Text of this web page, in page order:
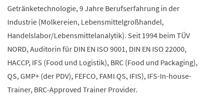
Getränketechnologie, 9 Jahre Berufserfahrung in der
Industrie (Molkereien, Lebensmittelgroßhandel,
Handelslabor/Lebensmittelanalytik). Seit 1994 beim TÜV
NORD, Auditorin für DIN EN ISO 9001, DIN EN ISO 22000,
HACCP, IFS (Food und Logistik), BRC (Food und Packaging),
QS, GMP+ (der PDV), FEFCO, FAMI QS, IFIS), IFS-In-house-
Trainer, BRC-Approved Trainer Provider.